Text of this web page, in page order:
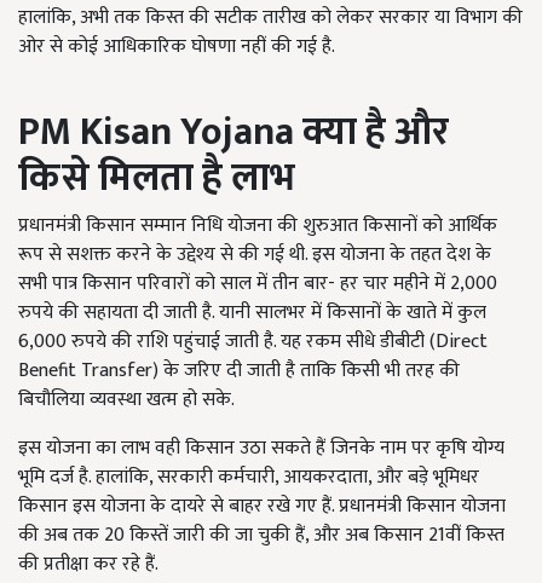
हालांकि, अभी तक किस्त की सटीक तारीख को लेकर सरकार या विभाग की
ओर से कोई आधिकारिक घोषणा नहीं की गई है.
PM Kisan Yojanaक्या है और
किसे मिलता है लाभ
प्रधानमंत्री किसान सम्मान निधि योजना की शुरुआत किसानों को आर्थिक
रूप से सशक्त करने के उद्देश्य से की गई थी. इस योजना के तहत देश के
सभी पात्र किसान परिवारों को साल में तीन बार- हर चार महीने में 2,000
रुपये की सहायता दी जाती है. यानी सालभर में किसानों के खाते में कुल
6,000 रुपये की राशि पहुंचाई जाती है. यह रकम सीधे डीबीटी (Direct
Benefit Transfer) के जरिए दी जाती है ताकि किसी भी तरह की
बिचौलिया व्यवस्था खत्म हो सके.
इस योजना का लाभ वही किसान उठा सकते हैं जिनके नाम पर कृषि योग्य
भूमि दर्ज है. हालांकि, सरकारी कर्मचारी, आयकरदाता, और बड़े भूमिधर
किसान इस योजना के दायरे से बाहर रखे गए हैं. प्रधानमंत्री किसान योजना
की अब तक 20 किस्तें जारी की जा चुकी हैं, और अब किसान 21वीं किस्त
की प्रतीक्षा कर रहे हैं.